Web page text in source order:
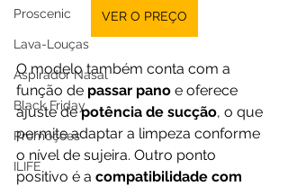
Proscenic
Lava-Louças
Aspirador Nasal
Black Friday
Promoções
ILIFE
VER O PREÇO
O modelo também conta com a
função de passar pano e oferece
ajuste de potência de sucção, o que
permite adaptar a limpeza conforme
o nível de sujeira. Outro ponto
positivo é a compatibilidade com